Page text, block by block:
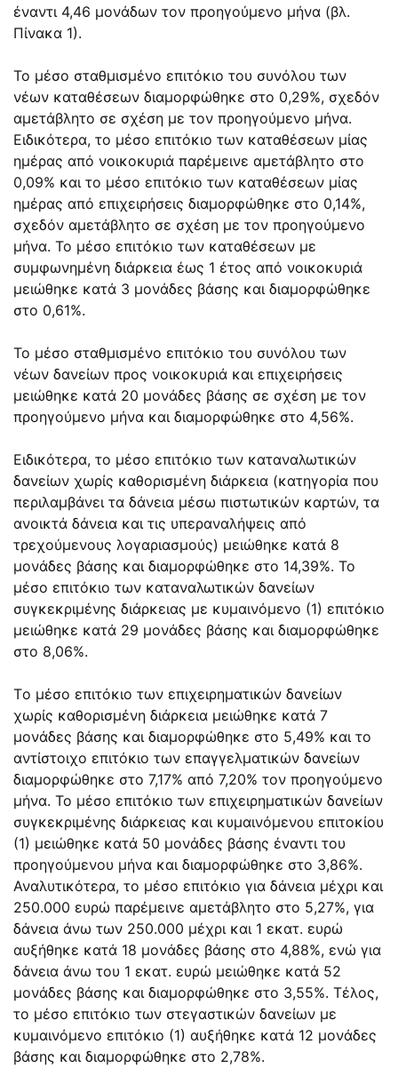
έναντι 4,46 μονάδων τον προηγούμενο μήνα (βλ.
Πίνακα 1).
Το μέσο σταθμισμένο επιτόκιο του συνόλου των
νέων καταθέσεων διαμορφώθηκε στο 0,29%, σχεδόν
αμετάβλητο σε σχέση με τον προηγούμενο μήνα.
Ειδικότερα, το μέσο επιτόκιο των καταθέσεων μίας
ημέρας από νοικοκυριά παρέμεινε αμετάβλητο στο
0,09% και το μέσο επιτόκιο των καταθέσεων μίας
ημέρας από επιχειρήσεις διαμορφώθηκε στο 0,14%,
σχεδόν αμετάβλητο σε σχέση με τον προηγούμενο
μήνα. Το μέσο επιτόκιο των καταθέσεων με
συμφωνημένη διάρκεια έως 1 έτος από νοικοκυριά
μειώθηκε κατά 3 μονάδες βάσης και διαμορφώθηκε
στο 0,61%.
Το μέσο σταθμισμένο επιτόκιο του συνόλου των
νέων δανείων προς νοικοκυριά και επιχειρήσεις
μειώθηκε κατά 20 μονάδες βάσης σε σχέση με τον
προηγούμενο μήνα και διαμορφώθηκε στο 4,56%.
Ειδικότερα, το μέσο επιτόκιο των καταναλωτικών
δανείων χωρίς καθορισμένη διάρκεια (κατηγορία που
περιλαμβάνει τα δάνεια μέσω πιστωτικών καρτών, τα
ανοικτά δάνεια και τις υπεραναλήψεις από
τρεχούμενους λογαριασμούς) μειώθηκε κατά 8
μονάδες βάσης και διαμορφώθηκε στο 14,39%. Το
μέσο επιτόκιο των καταναλωτικών δανείων
συγκεκριμένης διάρκειας με κυμαινόμενο (1) επιτόκιο
μειώθηκε κατά 29 μονάδες βάσης και διαμορφώθηκε
στο 8,06%.
Tο μέσο επιτόκιο των επιχειρηματικών δανείων
χωρίς καθορισμένη διάρκεια μειώθηκε κατά 7
μονάδες βάσης και διαμορφώθηκε στο 5,49% και το
αντίστοιχο επιτόκιο των επαγγελματικών δανείων
διαμορφώθηκε στο 7,17% από 7,20% τον προηγούμενο
μήνα. Το μέσο επιτόκιο των επιχειρηματικών δανείων
συγκεκριμένης διάρκειας και κυμαινόμενου επιτοκίου
(1) μειώθηκε κατά 50 μονάδες βάσης έναντι του
προηγούμενου μήνα και διαμορφώθηκε στο 3,86%.
Αναλυτικότερα, το μέσο επιτόκιο για δάνεια μέχρι και
250.000 ευρώ παρέμεινε αμετάβλητο στο 5,27%, για
δάνεια άνω των 250.000 μέχρι και 1 εκατ. ευρώ
αυξήθηκε κατά 18 μονάδες βάσης στο 4,88%, ενώ για
δάνεια άνω του 1 εκατ. ευρώ μειώθηκε κατά 52
μονάδες βάσης και διαμορφώθηκε στο 3,55%. Τέλος,
το μέσο επιτόκιο των στεγαστικών δανείων με
κυμαινόμενο επιτόκιο (1) αυξήθηκε κατά 12 μονάδες
βάσης και διαμορφώθηκε στο 2,78%.